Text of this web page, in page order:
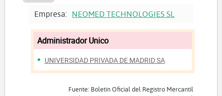
Empresa: NEOMED TECHNOLOGIES SL
Administrador Unico
UNIVERSIDAD PRIVADA DE MADRID SA
Fuente: Boletín Oficial del Registro Mercantil